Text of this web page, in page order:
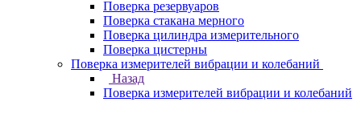
Поверка резервуаров
Поверка стакана мерного
Поверка цилиндра измерительного
Поверка цистерны
Поверка измерителей вибрации и колебаний
Назад
Поверка измерителей вибрации и колебаний